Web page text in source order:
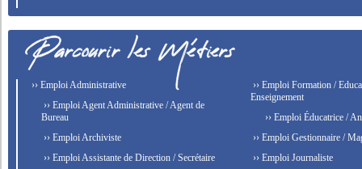
›› Emploi Administrative
›› Emploi Agent Administrative / Agent de
Bureau
›› Emploi Archiviste
›› Emploi Assistante de Direction / Secrétaire
›› Emploi Formation /
Enseignement
›› Emploi Éducatrice /
›› Emploi Gestionnaire /
›› Emploi Journaliste